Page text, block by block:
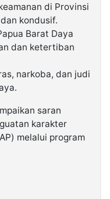
di Provinsi
kondusif.
Barat Daya
dan ketertiban
narkoba, dan judi
saran
karakter
melalui program